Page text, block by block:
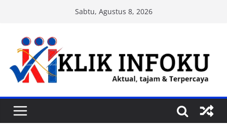
content
Sabtu, Agustus 8, 2026